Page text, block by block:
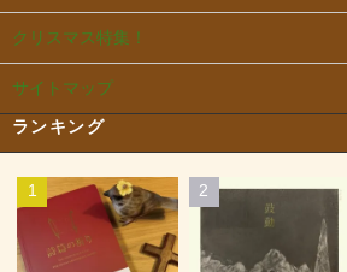
クリスマス特集！
サイトマップ
ランキング
1 2